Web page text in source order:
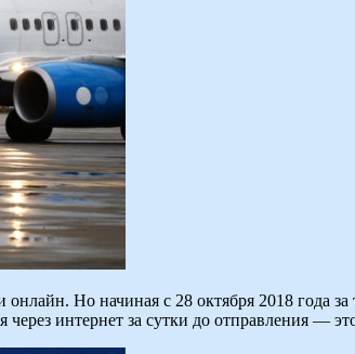
Но начиная с 28 октября 2018 года
интернет за сутки до отправления —